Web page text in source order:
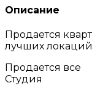
Описание
Продается
лучших
Продается все
Студия